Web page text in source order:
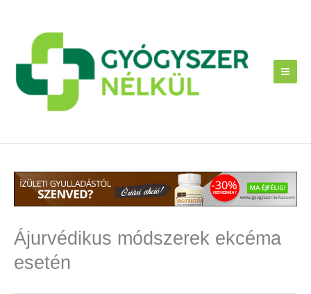
Ájurvédikus módszerek ekcéma
esetén